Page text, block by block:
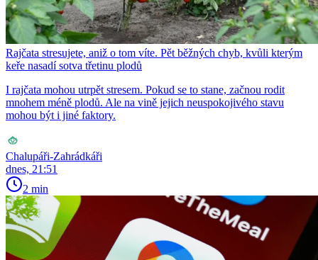
Rajčata stresujete, aniž o tom víte. Pět běžných chyb, kvůli kterým
keře nasadí sotva třetinu plodů
I rajčata mohou utrpět stresem. Pokud se to stane, začnou rodit
mnohem méně plodů. Ale na vině jejich neuspokojivého stavu
mohou být i jiné faktory.
Chalupáři-Zahrádkáři
dnes, 21:51
2 min